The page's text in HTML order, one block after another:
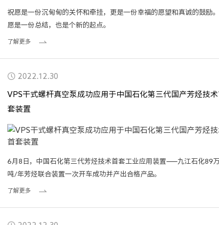
祝愿是一份沉甸甸的关怀和牵挂，更是一份幸福的愿望和真诚的鼓励
愿是一份总结，也是个新的起点。
了解更多
2022.12.30
VPS干式螺杆真空泵成功应用于中国石化第三代国产芳烃技
套装置
6月8日，中国石化第三代芳烃技术首套工业应用装置——九江石化89
吨/年芳烃联合装置一次开车成功并产出合格产品。
了解更多